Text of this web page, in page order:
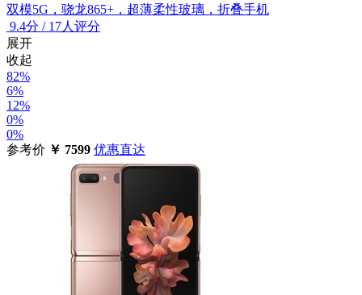
双模5G，骁龙865+，超薄柔性玻璃，折叠手机
9.4分 / 17人评分
展开
收起
82%
6%
12%
0%
0%
参考价 ￥ 7599 优惠直达